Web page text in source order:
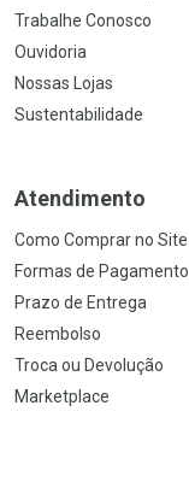
Trabalhe Conosco
Ouvidoria
Nossas Lojas
Sustentabilidade
Atendimento
Como Comprar no Site
Formas de Pagamento
Prazo de Entrega
Reembolso
Troca ou Devolução
Marketplace